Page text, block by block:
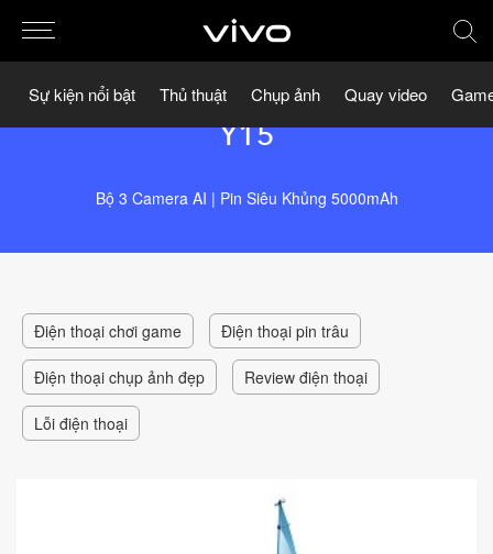
Sự kiện nổi bật Thủ thuật Chụp ảnh Quay video
Y15
Bộ 3 Camera AI | Pin Siêu Khủng 5000mAh
Điện thoại chơi game Điện thoại pin trâu
Điện thoại chụp ảnh đẹp Review điện thoại
Lỗi điện thoại